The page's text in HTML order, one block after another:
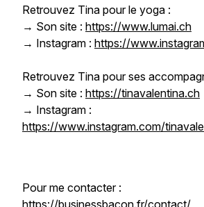
Retrouvez Tina pour le yoga :
→ Son site : https://www.lumai.ch
→ Instagram : https://
Retrouvez Tina pour ses
→ Son site : https://tinavalentina.ch
→ Instagram :
https://www.instagram.com/
Pour me contacter :
https://businessbacon.fr/contact/